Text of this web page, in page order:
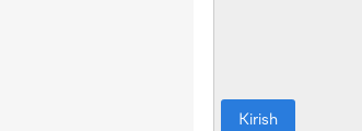
Kirish